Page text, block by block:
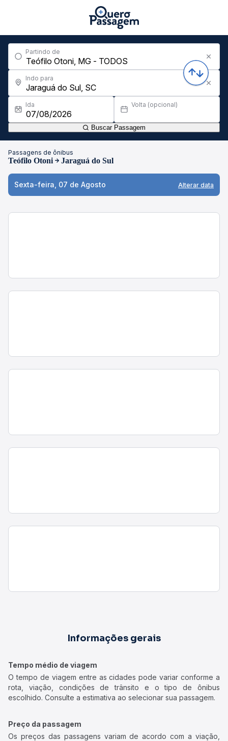
Partindo de
Indo para
Ida Volta (opcional)
Buscar Passagem
Passagens de ônibus
Teófilo Otoni Jaraguá do Sul
Sexta-feira, 07 de Agosto Alterar data
Informações gerais
Tempo médio de viagem
O tempo de viagem entre as cidades pode variar conforme a
rota, viação, condições de trânsito e o tipo de ônibus
escolhido. Consulte a estimativa ao selecionar sua passagem.
Preço da passagem
Os preços das passagens variam de acordo com a viação,